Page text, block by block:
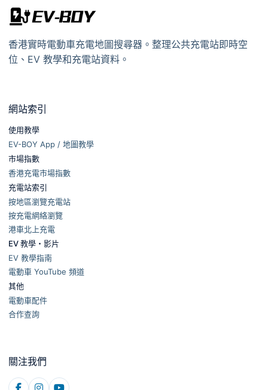
香港實時電動車充電地圖搜尋器。整理公共充電站即時空
位、EV 教學和充電站資料。
網站索引
使用教學
EV-BOY App / 地圖教學
市場指數
香港充電市場指數
充電站索引
按地區瀏覽充電站
按充電網絡瀏覽
港車北上充電
EV 教學・影片
EV 教學指南
電動車 YouTube 頻道
其他
電動車配件
合作查詢
關注我們